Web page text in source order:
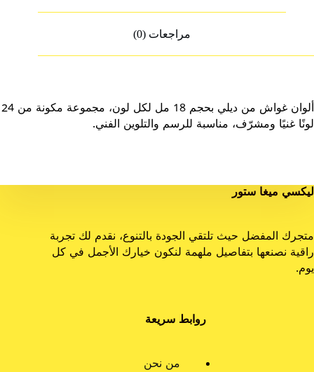
مراجعات (0)
ألوان غواش من ديلي بحجم 18 مل لكل لون، مجموعة مكونة من 24
لونًا غنيًا ومشرّف، مناسبة للرسم والتلوين الفني.
ليكسي ميغا ستور
متجرك المفضل حيث تلتقي الجودة بالتنوع، نقدم لك تجربة
راقية نصنعها بتفاصيل ملهمة لنكون خيارك الأجمل في كل
يوم.
روابط سريعة
من نحن